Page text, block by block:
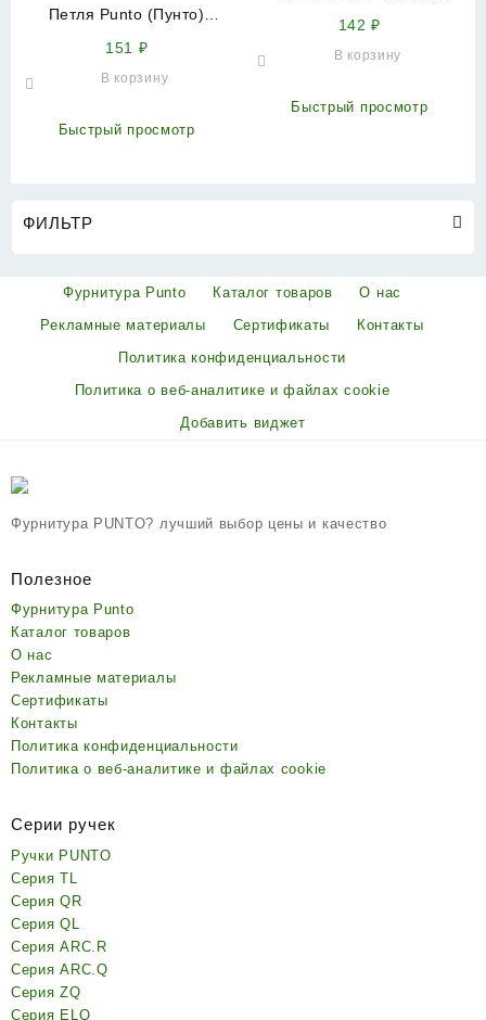
Петля Punto (Пунто)
бронза ПОДВЕС
151 ₽
В корзину
Быстрый просмотр
142₽
В корзину
Быстрый просмотр
ФИЛЬТР
Фурнитура Punto Каталог товаров
О нас
Рекламные материалы
Сертификаты
Контакты
Политика конфиденциальности
Политика о веб-аналитике и файлах cookie
Добавить виджет
Фурнитура PUNTO? лучший выбор цены и качество
Полезное
Фурнитура Punto
Каталог товаров
О нас
Рекламные материалы
Сертификаты
Контакты
Политика конфиденциальности
Политика о веб-аналитике и файлах cookie
Серии ручек
Ручки PUNTO
Серия TL
Серия QR
Серия QL
Серия ARC.R
Серия ARC.Q
Серия ZQ
Серия ELQ